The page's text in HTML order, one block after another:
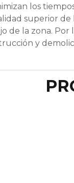
los
superior
de la zona.
y